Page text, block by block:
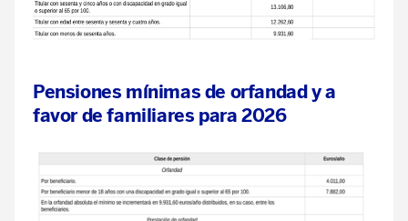
Pensiones mínimas de orfandad y a
favor de familiares para 2026